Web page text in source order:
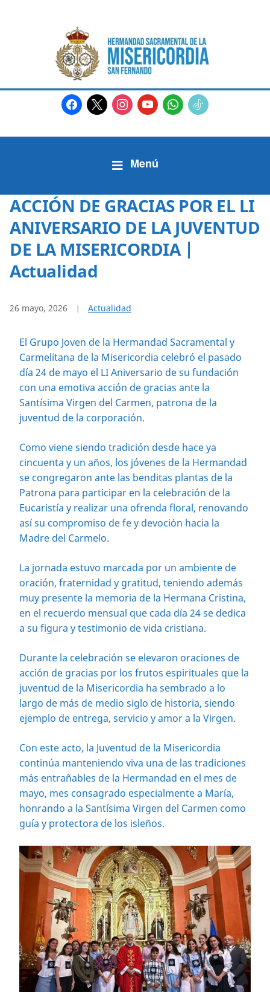
facebook
x instagram
youtubewhatsapp
tiktok2
ACCIÓN DE GRACIAS POR EL LI
ANIVERSARIO DE LA JUVENTUD
DE LA MISERICORDIA |
Actualidad
26 mayo, 2026 Actualidad
El Grupo Joven de la Hermandad Sacramental y
Carmelitana de la Misericordia celebró el pasado
día 24 de mayo el LI Aniversario de su fundación
con una emotiva acción de gracias ante la
Santísima Virgen del Carmen, patrona de la
juventud de la corporación.
Como viene siendo tradición desde hace ya
cincuenta y un años, los jóvenes de la Hermandad
se congregaron ante las benditas plantas de la
Patrona para participar en la celebración de la
Eucaristía y realizar una ofrenda floral, renovando
así su compromiso de fe y devoción hacia la
Madre del Carmelo.
La jornada estuvo marcada por un ambiente de
oración, fraternidad y gratitud, teniendo además
muy presente la memoria de la Hermana Cristina,
en el recuerdo mensual que cada día 24 se dedica
a su figura y testimonio de vida cristiana.
Durante la celebración se elevaron oraciones de
acción de gracias por los frutos espirituales que la
juventud de la Misericordia ha sembrado a lo
largo de más de medio siglo de historia, siendo
ejemplo de entrega, servicio y amor a la Virgen.
Con este acto, la Juventud de la Misericordia
continúa manteniendo viva una de las tradiciones
más entrañables de la Hermandad en el mes de
mayo, mes consagrado especialmente a María,
honrando a la Santísima Virgen del Carmen como
guía y protectora de los isleños.